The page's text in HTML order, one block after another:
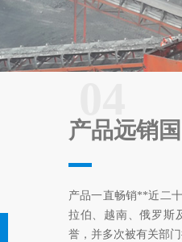
产品远销
产品一直畅销**近二
拉伯、越南、俄罗斯
誉，并多次被有关部